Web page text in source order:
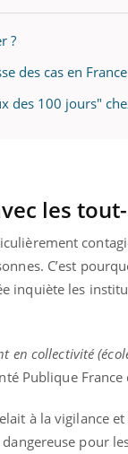
?
des cas en France
des 100 jours"
les
C’est
inquiète les
collectivité
Publique
à la vigilance
pour